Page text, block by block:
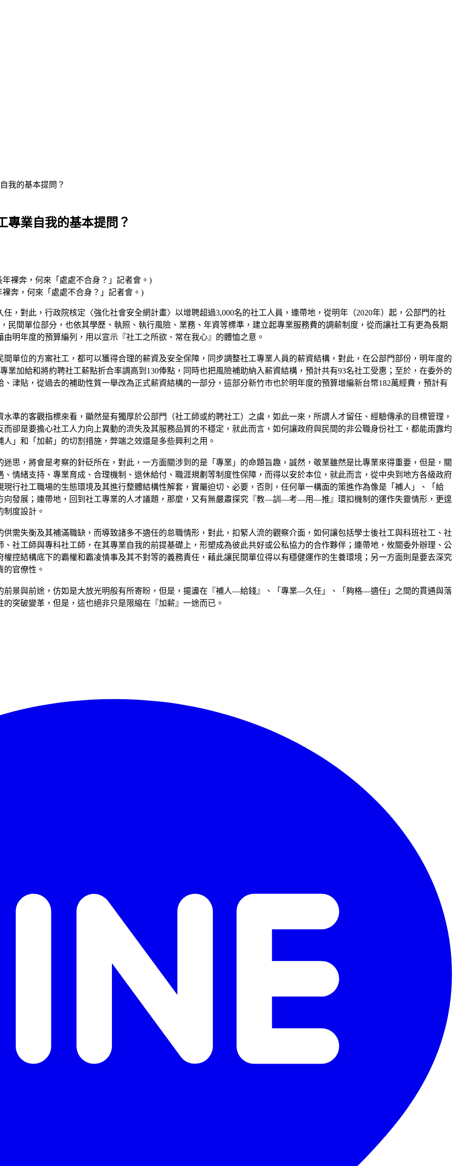
我的基本提問？
專業自我的基本提問？
奔，何來「處處不合身？」記者會。)
，對此，行政院核定〈強化社會安全網計畫〉以增聘超過3,000名的社工人員，連帶地，從明年（2020年）起，公部門的社
民間單位部分，也依其學歷、執照、執行風險、業務、年資等標準，建立起專業服務費的調薪制度，從而讓社工有更為長期
明年度的預算編列，用以宣示『社工之所欲、常在我心』的體恤之意。
單位的方案社工，都可以獲得合理的薪資及安全保障，同步調整社工專業人員的薪資結構，對此，在公部門部份，明年度的
業加給和將約聘社工薪點折合率調高到130俸點，同時也把風險補助納入薪資結構，預計共有93名社工受惠；至於，在委外的
津貼，從過去的補助性質一舉改為正式薪資結構的一部分，這部分新竹市也於明年度的預算增編新台幣182萬經費，預計有
準的客觀指標來看，顯然是有獨厚於公部門（社工師或約聘社工）之虞，如此一來，所謂人才留任、經驗傳承的目標管理，
卻是要擔心社工人力向上異動的流失及其服務品質的不穩定，就此而言，如何讓政府與民間的非公職身份社工，都能雨露均
」和「加薪」的切割措施，弊端之效還是多些興利之用。
思，將會是考察的針砭所在，對此，一方面關涉到的是「專業」的命題旨趣，誠然，敬業雖然是比專業來得重要，但是，關
情緒支持、專業育成、合理機制、退休給付、職涯規劃等制度性保障，而得以安於本位，就此而言，從中央到地方各級政府
行社工職場的生態環境及其進行整體結構性解套，實屬迫切、必要，否則，任何單一構面的策進作為像是「補人」、「給
向發展；連帶地，回到社工專業的人才議題，那麼，又有無嚴肅探究『教—訓—考—用—推』環扣機制的運作失靈情形，更遑
度設計。
需失衡及其補滿職缺，而導致諸多不適任的怠職情形，對此，扣緊人流的觀察介面，如何讓包括學士後社工與科班社工、社
社工師與專科社工師，在其專業自我的前提基礎上，形塑成為彼此共好或公私協力的合作夥伴；連帶地，攸關委外辦理、公
控結構底下的霸權和霸凌情事及其不對等的義務責任，藉此讓民間單位得以有穩健運作的生養環境；另一方面則是要去深究
官僚性。
前景與前途，仿如是大放光明般有所寄盼，但是，擺盪在『補人—給錢』、「專業—久任」、「夠格—適任」之間的貫通與落
突破變革，但是，這也絕非只是限縮在『加薪』一途而已。